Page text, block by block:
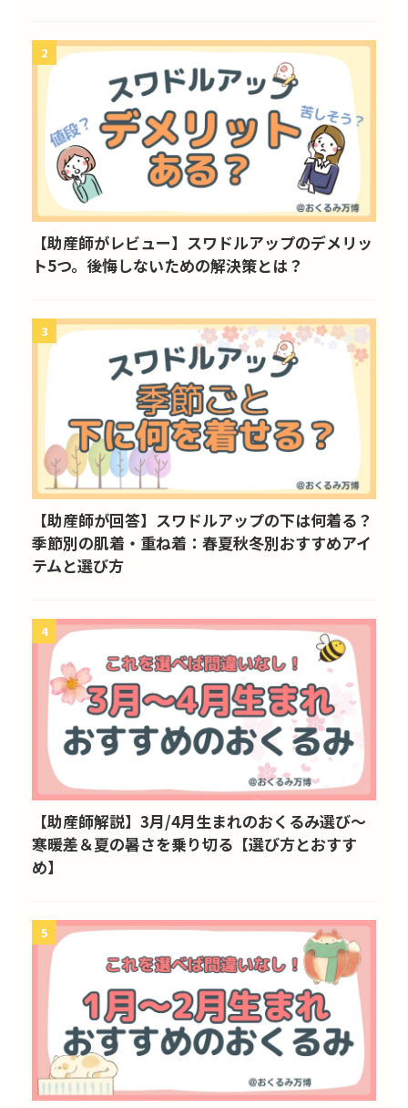
2
【助産師がレビュー】スワドルアップのデメリッ
ト5つ。後悔しないための解決策とは？
3
【助産師が回答】スワドルアップの下は何着る？
季節別の肌着・重ね着：春夏秋冬別おすすめアイ
テムと選び方
4
【助産師解説】3月/4月生まれのおくるみ選び～
寒暖差＆夏の暑さを乗り切る【選び方とおすす
め】
5